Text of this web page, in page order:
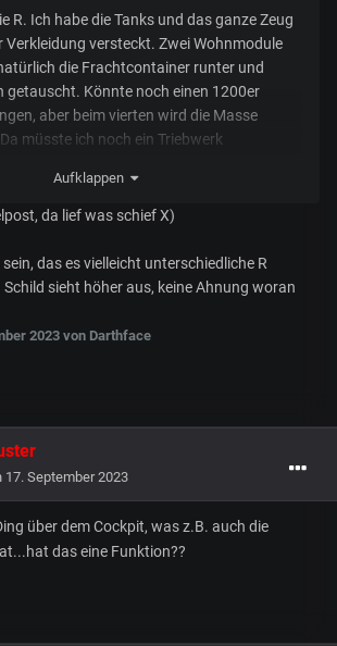
R. Ich habe die Tanks und das ganze Zeug
Verkleidung versteckt. Zwei Wohnmodule
die Frachtcontainer runter und
getauscht. Könnte noch einen 1200er
aber beim vierten wird die Masse
müsste ich noch ein Triebwerk
Aufklappen
da lief was schief X)
das es vielleicht unterschiedliche R
sieht höher aus, keine Ahnung woran
2023 von Darthface
17. September 2023
über dem Cockpit, was z.B. auch die
das eine Funktion??